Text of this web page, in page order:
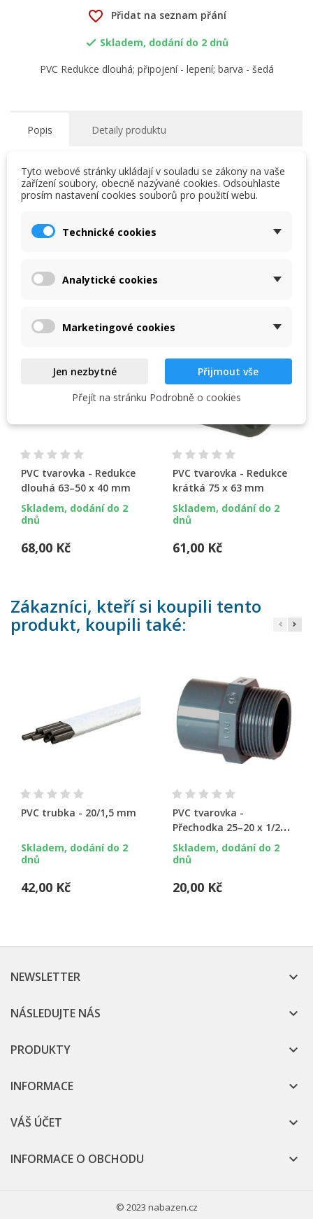
favorite_border Přidat na seznam přání
 Skladem, dodání do 2 dnů
PVC Redukce dlouhá; připojení - lepení; barva - šedá
Popis Detaily produktu
Systém tlakových trubek - tvarovek - armatur z PVC-U,
které se spojují lepením nebo pomocí mechanických
spojů. Výhodou je jak snadná manipulace i montáž, tak
chemická odolnost potrubních dílů.
16 dalších produktů ve stejné
kategorii:
PVC tvarovka - Redukce
dlouhá 63–50 x 40 mm
Skladem, dodání do 2
dnů
68,00 Kč
PVC tvarovka - Redukce
krátká 75 x 63 mm
Skladem, dodání do 2
dnů
61,00 Kč
Zákazníci, kteří si koupili tento
produkt, koupili také:
PVC trubka - 20/1,5 mm
Skladem, dodání do 2
dnů
42,00 Kč
PVC tvarovka -
Přechodka 25–20 x 1/2“
ext.
Skladem, dodání do 2
dnů
20,00 Kč
NEWSLETTER 
NÁSLEDUJTE NÁS 
PRODUKTY 
INFORMACE 
VÁŠ ÚČET 
INFORMACE O OBCHODU 
add_circle_outline Create new list
Zrušit Vytvořit seznam přání
© 2023 nabazen.cz
Tyto webové stránky ukládají v souladu se zákony na vaše
zařízení soubory, obecně nazývané cookies. Odsouhlaste
prosím nastavení cookies souborů pro použití webu.
Technické cookies
Analytické cookies
Marketingové cookies
Jen nezbytné
Přijmout vše
Přejít na stránku Podrobně o cookies